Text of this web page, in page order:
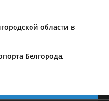
области в
Белгорода,